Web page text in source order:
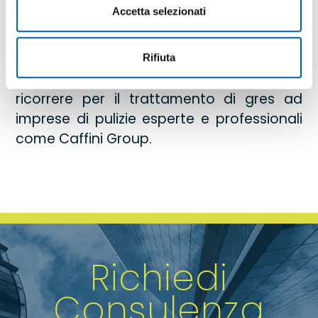
Accetta selezionati
Rifiuta
ne vanno più via, neanche dopo aver
lavato il pavimento.
Proprio per questi motivi è importante
ricorrere per il trattamento di gres ad
imprese di pulizie esperte e professionali
come Caffini Group.
Richiedi